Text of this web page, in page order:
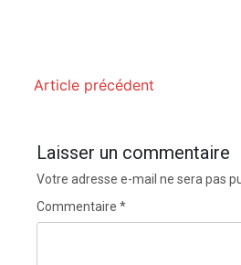
Article précédent
Laisser un commentaire
Votre adresse e-mail ne sera pas
Commentaire *